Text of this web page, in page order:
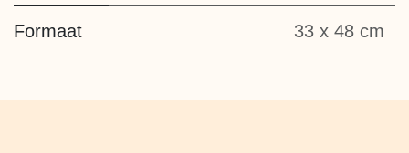
Formaat 33 x 48 cm